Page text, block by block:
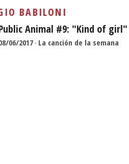
BABILONI
Animal #9: "Kind of girl"
06/2017- La canción de la semana